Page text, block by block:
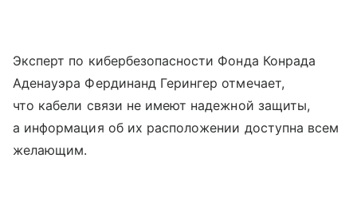
Эксперт по кибербезопасности Фонда Конрада
Аденауэра Фердинанд Герингер отмечает,
что кабели связи не имеют надежной защиты,
а информация об их расположении доступна всем
желающим.